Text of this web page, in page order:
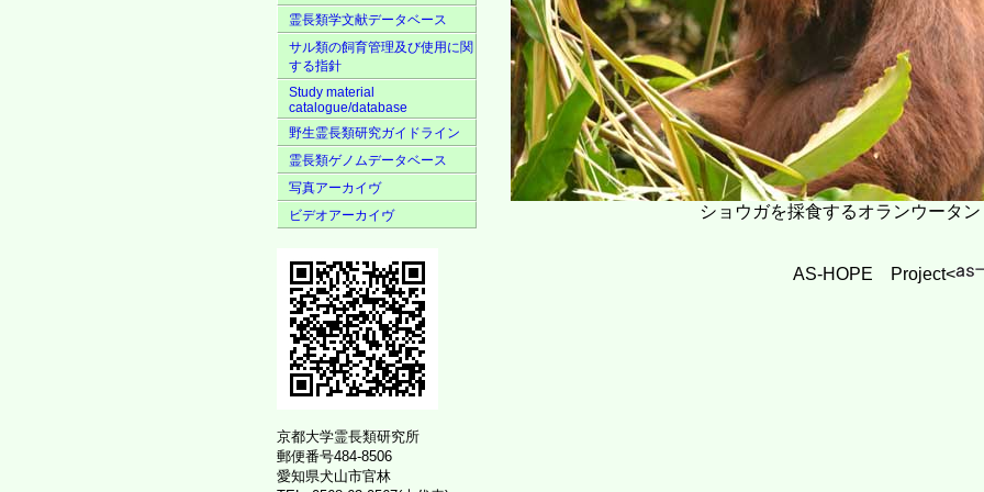
霊長類学文献データベース
サル類の飼育管理及び使用に関
する指針
Study material
catalogue/database
野生霊長類研究ガイドライン
霊長類ゲノムデータベース
写真アーカイヴ
ビデオアーカイヴ
京都大学霊長類研究所
郵便番号484-8506
愛知県犬山市官林
ショウガを採食するオランウータン
AS-HOPE Project<